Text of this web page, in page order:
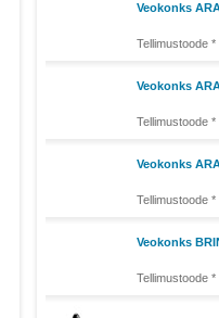
Veokonks
Tellimustoode *
Veokonks
Tellimustoode *
Veokonks
Tellimustoode *
Veokonks
Tellimustoode *